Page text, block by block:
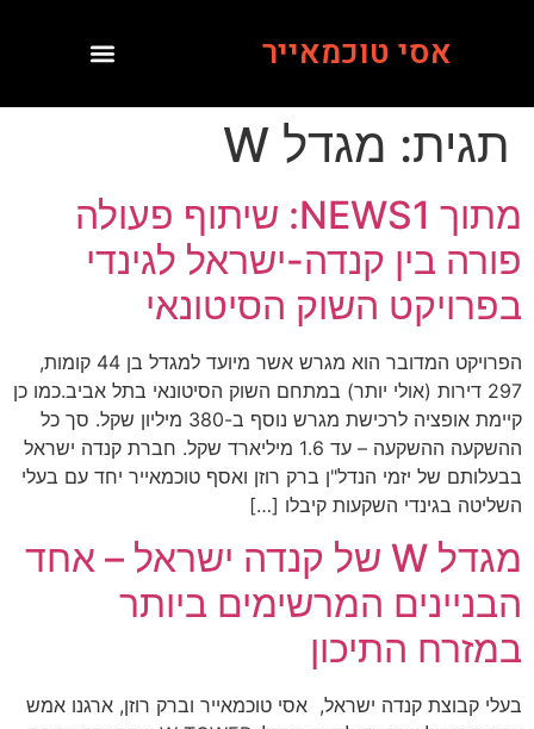
אסי טוכמאייר
תגית: מגדל W
מתוך NEWS1: שיתוף פעולה
פורה בין קנדה-ישראל לגינדי
בפרויקט השוק הסיטונאי
הפרויקט המדובר הוא מגרש אשר מיועד למגדל בן 44 קומות,
297 דירות (אולי יותר) במתחם השוק הסיטונאי בתל אביב.כמו כן
קיימת אופציה לרכישת מגרש נוסף ב-380 מיליון שקל. סך כל
ההשקעה ההשקעה – עד 1.6 מיליארד שקל. חברת קנדה ישראל
בבעלותם של יזמי הנדל"ן ברק רוזן ואסף טוכמאייר יחד עם בעלי
השליטה בגינדי השקעות קיבלו […]
מגדל W של קנדה ישראל – אחד
הבניינים המרשימים ביותר
במזרח התיכון
בעלי קבוצת קנדה ישראל, אסי טוכמאייר וברק רוזן, ארגנו אמש